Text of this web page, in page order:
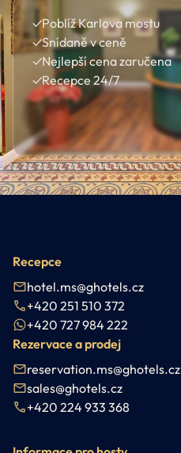
✓Poblíž Karlova mostu
✓Snídaně v ceně
✓Nejlepší cena zaručena
✓Recepce 24/7
Recepce
hotel.ms@ghotels.cz
+420 251 510 372
+420 727 984 222
Rezervace a prodej
reservation.ms@ghotels.cz
sales@ghotels.cz
+420 224 933 368